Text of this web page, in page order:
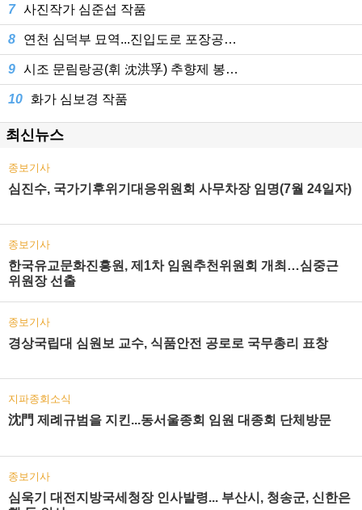
7 사진작가 심준섭 작품
8 연천 심덕부 묘역...진입도로 포장공…
9 시조 문림랑공(휘 沈洪孚) 추향제 봉…
10 화가 심보경 작품
최신뉴스
종보기사
심진수, 국가기후위기대응위원회 사무차장 임명(7월 24일자)
종보기사
한국유교문화진흥원, 제1차 임원추천위원회 개최…심중근
위원장 선출
종보기사
경상국립대 심원보 교수, 식품안전 공로로 국무총리 표창
지파종회소식
沈門 제례규범을 지킨...동서울종회 임원 대종회 단체방문
종보기사
심욱기 대전지방국세청장 인사발령... 부산시, 청송군, 신한은